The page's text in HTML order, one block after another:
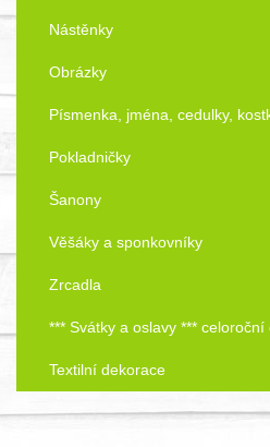
Nástěnky
Obrázky
Písmenka, jména, cedulky,
Pokladničky
Šanony
Věšáky a sponkovníky
Zrcadla
*** Svátky a oslavy *** celoroční
Textilní dekorace